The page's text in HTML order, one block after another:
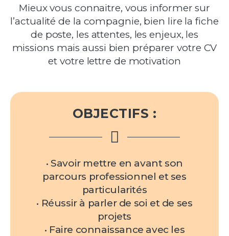
Mieux vous connaitre, vous informer sur
l’actualité de la compagnie, bien lire la fiche
de poste, les attentes, les enjeux, les
missions mais aussi bien préparer votre CV
et votre lettre de motivation
OBJECTIFS :
• Savoir mettre en avant son
parcours professionnel et ses
particularités
• Réussir à parler de soi et de ses
projets
• Faire connaissance avec les